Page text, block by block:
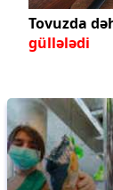
Tovuzda
güllələdi